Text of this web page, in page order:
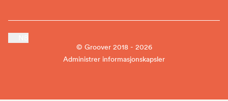
© Groover 2018 - 2026
Administrer informasjonskapsler